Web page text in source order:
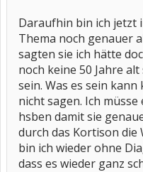
Daraufhin bin ich jetzt
Thema noch genauer
sagten sie ich hätte
noch keine 50 Jahre
sein. Was es sein
nicht sagen. Ich
hsben damit sie
durch das Kortison die
bin ich wieder ohne
dass es wieder ganz